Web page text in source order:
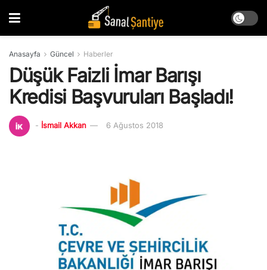
Anasayfa Güncel Haberler
Düşük Faizli İmar Barışı
Kredisi Başvuruları Başladı!
- İsmail Akkan 6 Ağustos 2018